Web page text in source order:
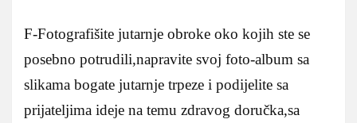
F-Fotografišite jutarnje obroke oko kojih ste se
posebno potrudili,napravite svoj foto-album sa
slikama bogate jutarnje trpeze i podijelite sa
prijateljima ideje na temu zdravog doručka,sa